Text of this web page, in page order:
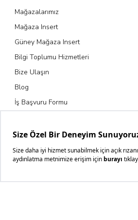
Mağazalarımız
Mağaza Insert
Güney Mağaza Insert
Bilgi Toplumu Hizmetleri
Bize Ulaşın
Blog
İş Başvuru Formu